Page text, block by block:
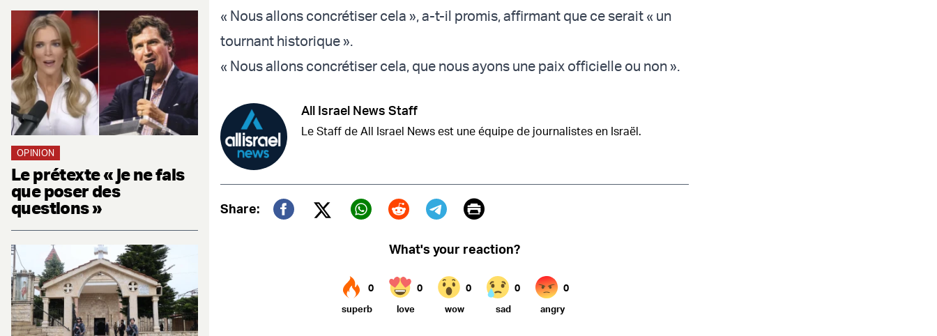
OPINION
Le prétexte « je ne fais
que poser des
questions »
« Nous allons concrétiser cela », a-t-il promis, affirmant que ce serait « un
tournant historique ».
« Nous allons concrétiser cela, que nous ayons une paix officielle ou non ».
All Israel News Staff
Le Staff de All Israel News est une équipe de journalistes en Israël.
Share:
Twitter (X)
Print